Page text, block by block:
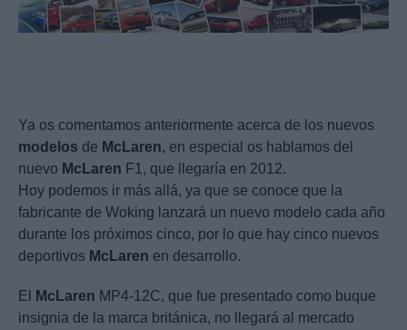
Ya os comentamos anteriormente acerca de los nuevos
modelos de McLaren, en especial os hablamos del
nuevo McLaren F1, que llegaría en 2012.
Hoy podemos ir más allá, ya que se conoce que la
fabricante de Woking lanzará un nuevo modelo cada año
durante los próximos cinco, por lo que hay cinco nuevos
deportivos McLaren en desarrollo.
El McLaren MP4-12C, que fue presentado como buque
insignia de la marca británica, no llegará al mercado